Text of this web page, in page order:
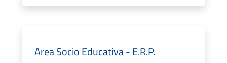
Area Socio Educativa - E.R.P.